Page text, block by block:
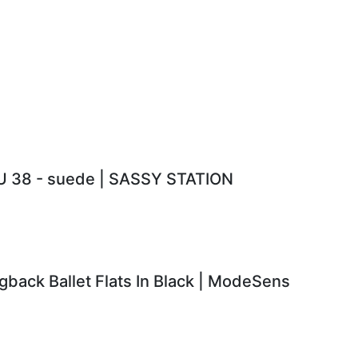
- suede | SASSY STATION
Ballet Flats In Black | ModeSens